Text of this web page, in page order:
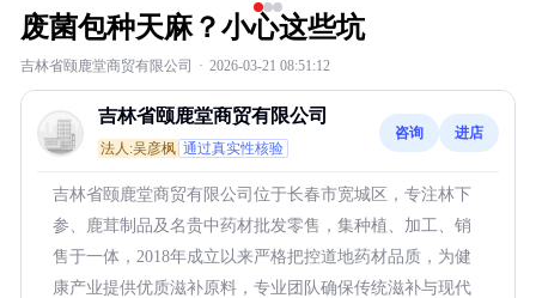
废菌包种天麻？小心这些坑
吉林省颐鹿堂商贸有限公司 · 2026-03-21 08:51:12
吉林省颐鹿堂商贸有限公司
法人:吴彦枫 通过真实性核验
咨询 进店
吉林省颐鹿堂商贸有限公司位于长春市宽城区，专注林下
参、鹿茸制品及名贵中药材批发零售，集种植、加工、销
售于一体，2018年成立以来严格把控道地药材品质，为健
康产业提供优质滋补原料，专业团队确保传统滋补与现代